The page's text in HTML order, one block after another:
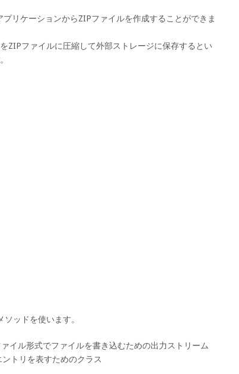
リケーションからZIPファイルを作成することができま
ZIPファイルに圧縮して外部ストレージに保存するとい
ッドを使います。
イル形式でファイルを書き込むための出力ストリーム
トリを表すためのクラス